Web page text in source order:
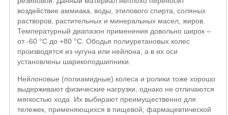
воздействие аммиака, воды, этилового спирта, соляных
растворов, растительных и минеральных масел, жиров.
Температурный диапазон применения довольно широк –
от -60 °С до +80 °С. Ободья полиуретановых колес
производятся из чугуна или нейлона, а в их оси
установлены шарикоподшипники.
Нейлоновые (полиамидные) колеса и ролики тоже хорошо
выдерживают физические нагрузки, однако не отличаются
мягкостью хода. Их выбирают преимущественно для
тележек, применяющихся в пищевой, фармацевтической